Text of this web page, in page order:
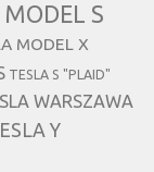
S
MODEL X
TESLA S "PLAID"
WARSZAWA
Y